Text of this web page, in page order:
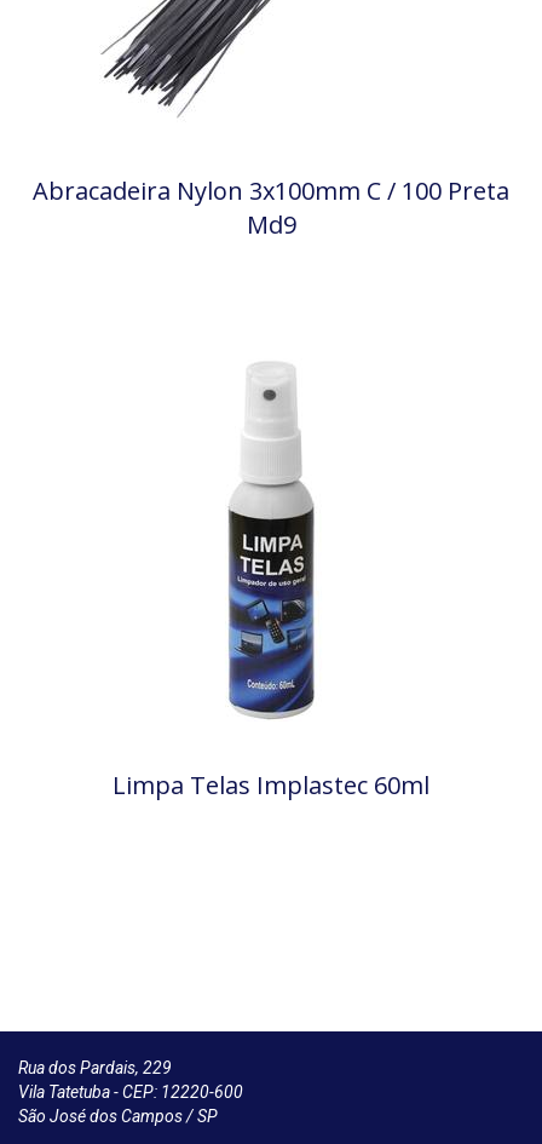
Abracadeira Nylon 3x100mm C / 100 Preta
Md9
Limpa Telas Implastec 60ml
Rua dos Pardais, 229
Vila Tatetuba - CEP: 12220-600
São José dos Campos / SP